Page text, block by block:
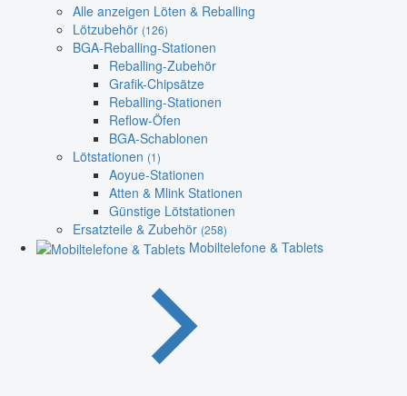
Alle anzeigen Löten & Reballing
Lötzubehör (126)
BGA-Reballing-Stationen
Reballing-Zubehör
Grafik-Chipsätze
Reballing-Stationen
Reflow-Öfen
BGA-Schablonen
Lötstationen (1)
Aoyue-Stationen
Atten & Mlink Stationen
Günstige Lötstationen
Ersatzteile & Zubehör (258)
Mobiltelefone & Tablets